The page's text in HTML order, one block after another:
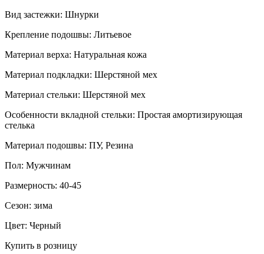
Вид застежки: Шнурки
Крепление подошвы: Литьевое
Материал верха: Натуральная кожа
Материал подкладки: Шерстяной мех
Материал стельки: Шерстяной мех
Особенности вкладной стельки: Простая амортизирующая
стелька
Материал подошвы: ПУ, Резина
Пол: Мужчинам
Размерность: 40-45
Сезон: зима
Цвет: Черный
Купить в розницу